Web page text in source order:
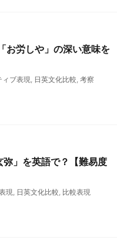
労しや」の深い意味を
ィブ表現, 日英文化比較, 考察
弥」を英語で？【難易度
現, 日英文化比較, 比較表現